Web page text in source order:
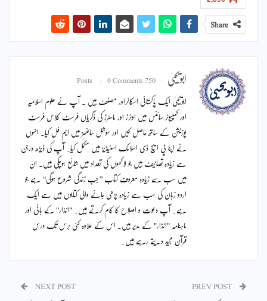
Share
ابویحییٰ 750 Posts
0 Comments
ابویحییٰ ایک پاکستانی اسکالراور مصنف ہیں ۔ آپ نے علوم اسلامیہ
اور کمپیوٹر سائنس میں اونرز اور ماسٹرز کی ڈگریاں فرسٹ کلاس فرسٹ
پوزیشن کے ساتھ حاصل کیں اور سوشل سائنسز میں ایم فل کیا۔ انہوں
نے اپنا پی ایچ ڈی اسلامک اسٹیڈیز میں مکمل کیا۔ آپ کی ڈیڑھ درجن
سے زیادہ تصانیف ہیں جو لاکھوں کی تعداد میں شائع ہوچکی ہیں۔ ان
میں سب سے زیادہ معروف کتاب ’’جب زندگی شروع ہوگی‘‘ ہے جو
اردو زبان کی سب سے زیادہ پڑھی جانے والی کتابوں میں سے ایک
ہے۔ آپ دعوت و اصلاح کا کام کرتے ہیں۔ "انذار" کے بانی اور
ماہنامہ "انذار" کے مدیر ہیں۔ اس کے علاوہ کئی برس تک درس
قرآن مجید دیتے رہے ہیں۔
NEXT POST